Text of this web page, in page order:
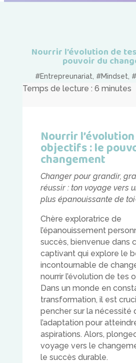
Nourrir l’évolution de
pouvoir du
#Entrepreunariat, #Mindset,
Temps de lecture : 6 minutes
Nourrir
objectifs : le
changement
Changer pour grandir,
réussir : ton voyage vers
plus épanouissante de
Chère exploratrice de
l’épanouissement
succès, bienvenue dans
captivant qui explore le
incontournable de
nourrir l’évolution de tes
Dans un monde en
transformation, il est
pencher sur la nécessité
l’adaptation pour
aspirations. Alors,
voyage vers le
le succès durable.